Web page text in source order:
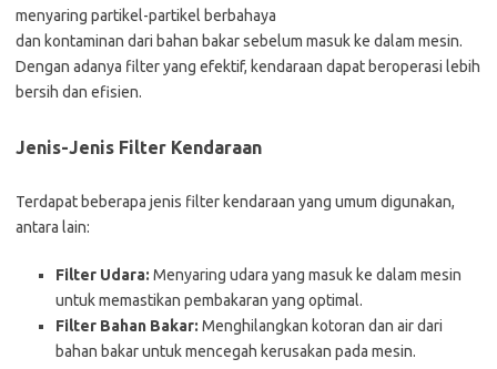
menyaring partikel-partikel berbahaya
dan kontaminan dari bahan bakar sebelum masuk ke dalam mesin.
Dengan adanya filter yang efektif, kendaraan dapat beroperasi lebih
bersih dan efisien.
Jenis-Jenis Filter Kendaraan
Terdapat beberapa jenis filter kendaraan yang umum digunakan,
antara lain:
Filter Udara: Menyaring udara yang masuk ke dalam mesin
untuk memastikan pembakaran yang optimal.
Filter Bahan Bakar: Menghilangkan kotoran dan air dari
bahan bakar untuk mencegah kerusakan pada mesin.